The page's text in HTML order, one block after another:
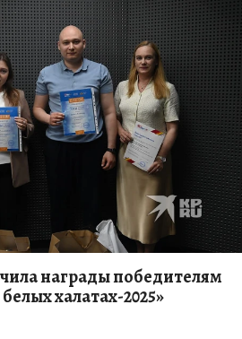
награды победителям
халатах-2025»